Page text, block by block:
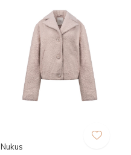
Nukus